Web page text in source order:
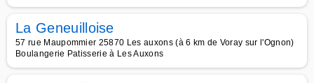
La Geneuilloise
57 rue Maupommier 25870 Les auxons (à 6 km de Voray sur l'Ognon)
Boulangerie Patisserie à Les Auxons